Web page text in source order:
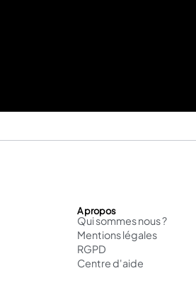
A propos
Qui sommes nous ?
Mentions légales
RGPD
Centre d'aide